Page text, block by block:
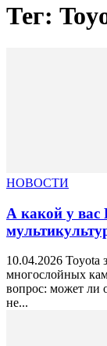
Тег:
НОВОСТИ
А какой у вас
10.04.2026 Toyota
многослойных
вопрос: может ли
не...